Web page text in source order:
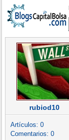
rubiod10
Artículos: 0
Comentarios: 0